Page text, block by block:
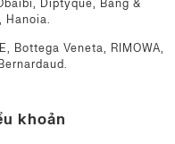
Diptyque, Bang &
Hanoia.
Bottega Veneta, RIMOWA,
khoản